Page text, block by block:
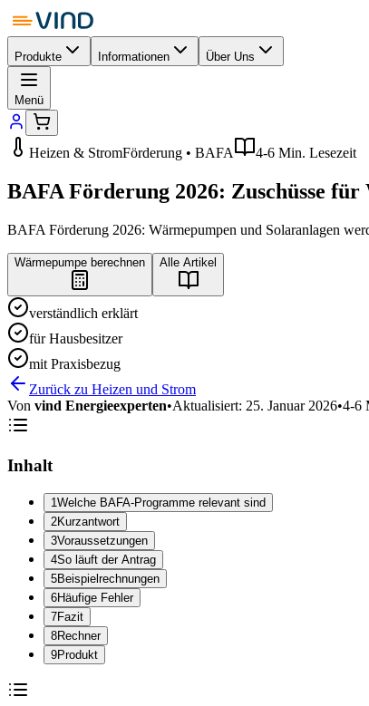
Produkte Informationen Über Uns
Menü
Heizen & StromFörderung • BAFA 4-6 Min. Lesezeit
BAFA Förderung 2026: Zuschüsse
BAFA Förderung 2026: Wärmepumpen und Solaranlagen
Wärmepumpe berechnen Alle Artikel
verständlich erklärt
für Hausbesitzer
mit Praxisbezug
Zurück zu Heizen und Strom
Von vind Energieexperten•Aktualisiert: 25. Januar 2026•4-6
Inhalt
1Welche BAFA-Programme relevant sind
2Kurzantwort
3Voraussetzungen
4So läuft der Antrag
5Beispielrechnungen
6Häufige Fehler
7Fazit
8Rechner
9Produkt